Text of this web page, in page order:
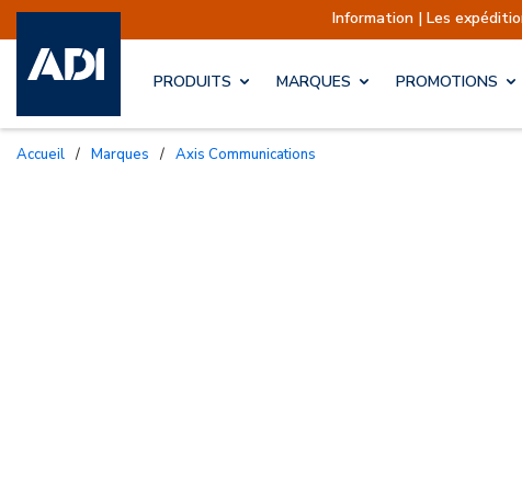
Information | Les expéditions sont
PRODUITS MARQUES PROMOTIONS
Accueil / Marques / Axis Communications